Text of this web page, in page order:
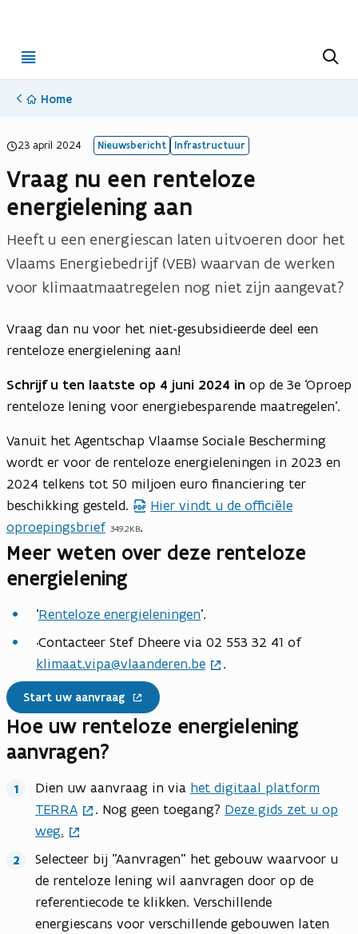
menu
Home
23 april 2024 Nieuwsbericht Infrastructuur
Vraag nu een renteloze
energielening aan
Heeft u een energiescan laten uitvoeren door het
Vlaams Energiebedrijf (VEB) waarvan de werken
voor klimaatmaatregelen nog niet zijn aangevat?
Vraag dan nu voor het niet-gesubsidieerde deel een
renteloze energielening aan!
Schrijf u ten laatste op 4 juni 2024 in op de 3e ‘Oproep
renteloze lening voor energiebesparende maatregelen’.
Vanuit het Agentschap Vlaamse Sociale Bescherming
wordt er voor de renteloze energieleningen in 2023 en
2024 telkens tot 50 miljoen euro financiering ter
beschikking gesteld.
Hier vindt u de officiële
oproepingsbrief 349.2KB.
Meer weten over deze renteloze
energielening
‘Renteloze energieleningen’.
·Contacteer Stef Dheere via 02 553 32 41 of
klimaat.vipa@vlaanderen.be
.
Start uw aanvraag
Hoe uw renteloze energielening
aanvragen?
Dien uw aanvraag in via het digitaal platform
TERRA
. Nog geen toegang? Deze gids zet u op
weg.
Selecteer bij "Aanvragen" het gebouw waarvoor u
de renteloze lening wil aanvragen door op de
referentiecode te klikken. Verschillende
energiescans voor verschillende gebouwen laten